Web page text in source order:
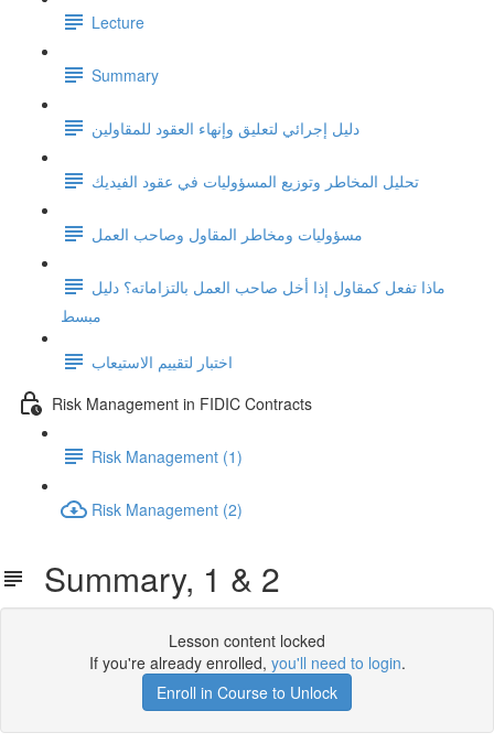
Lecture
Summary
دليل إجرائي لتعليق وإنهاء العقود للمقاولين
تحليل المخاطر وتوزيع المسؤوليات في عقود الفيديك
مسؤوليات ومخاطر المقاول وصاحب العمل
ماذا تفعل كمقاول إذا أخل صاحب العمل بالتزاماته؟ دليل
مبسط
اختبار لتقييم الاستيعاب
Risk Management in FIDIC Contracts
Risk Management (1)
Risk Management (2)
Summary, 1 & 2
Lesson content locked
If you're already enrolled, you'll need to login.
Enroll in Course to Unlock